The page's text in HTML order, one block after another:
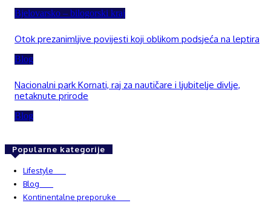
Bjelovarsko – bilogorski kraj
Otok prezanimljive povijesti koji oblikom podsjeća na leptira
Blog
Nacionalni park Kornati, raj za nautičare i ljubitelje divlje,
netaknute prirode
Blog
Popularne kategorije
Lifestyle
Blog
Kontinentalne preporuke